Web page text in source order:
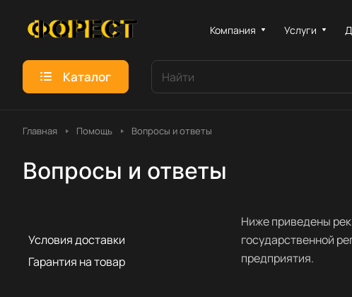
Компания Услуги
Каталог
Главная Помощь Вопросы и ответы
Вопросы и ответы
Ниже приведены
государственной
предприятия.
Условия доставки
Гарантия на товар